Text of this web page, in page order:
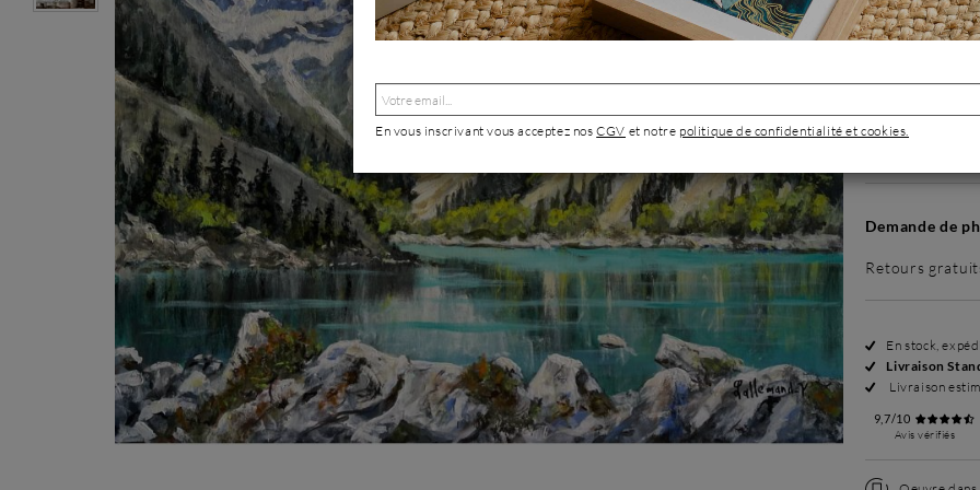
1 980 €
Demande de
Retours
En stock,
Livraison
Livraison
9,7/10
Avis vérifiés
En vous inscrivant vous acceptez nosCGV et notre politique de confidentialité et cookies.